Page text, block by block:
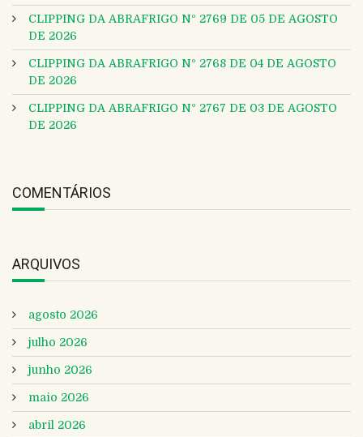
CLIPPING DA ABRAFRIGO Nº 2769 DE 05 DE AGOSTO
DE 2026
CLIPPING DA ABRAFRIGO Nº 2768 DE 04 DE AGOSTO
DE 2026
CLIPPING DA ABRAFRIGO Nº 2767 DE 03 DE AGOSTO
DE 2026
COMENTÁRIOS
ARQUIVOS
agosto 2026
julho 2026
junho 2026
maio 2026
abril 2026